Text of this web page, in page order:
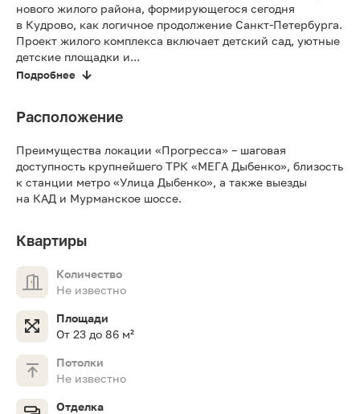
нового жилого района, формирующегося сегодня
в Кудрово, как логичное продолжение Санкт-Петербурга.
Проект жилого комплекса включает детский сад, уютные
детские площадки и...
Подробнее
Расположение
Преимущества локации «Прогресса» – шаговая
доступность крупнейшего ТРК «МЕГА Дыбенко», близость
к станции метро «Улица Дыбенко», а также выезды
на КАД и Мурманское шоссе.
Квартиры
Количество
Не известно
Площади
От 23 до 86 м²
Потолки
Не известно
Отделка